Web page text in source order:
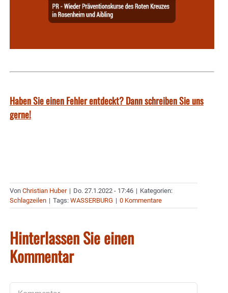
Haben Sie einen Fehler entdeckt? Dann schreiben Sie uns
gerne!
Von Christian Huber | Do. 27.1.2022 - 17:46 | Kategorien:
Schlagzeilen | Tags: WASSERBURG | 0 Kommentare
Hinterlassen Sie einen
Kommentar